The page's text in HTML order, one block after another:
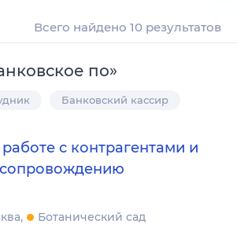
Всего найдено 10 результатов
по»
Банковский кассир
с контрагентами и
Ботанический сад